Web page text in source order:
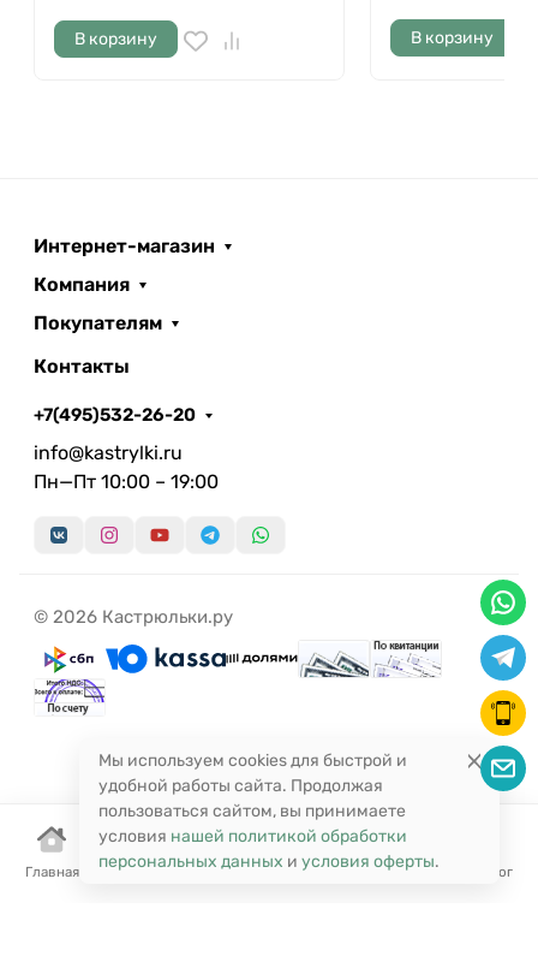
Главная Корзина Избранное Сравнение Поиск Каталог
В корзину В корзину
Интернет-магазин
Компания
Покупателям
Контакты
+7(495)532-26-20
info@kastrylki.ru
Пн—Пт 10:00 – 19:00
© 2026 Кастрюльки.ру
Мы используем cookies для быстрой и
удобной работы сайта. Продолжая
пользоваться сайтом, вы принимаете
условия нашей политикой обработки
персональных данных и условия оферты.